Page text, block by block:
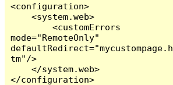
<configuration>
    <system.web>
        <customErrors
mode="RemoteOnly"
defaultRedirect="mycustompage.h
tm"/>
    </system.web>
</configuration>